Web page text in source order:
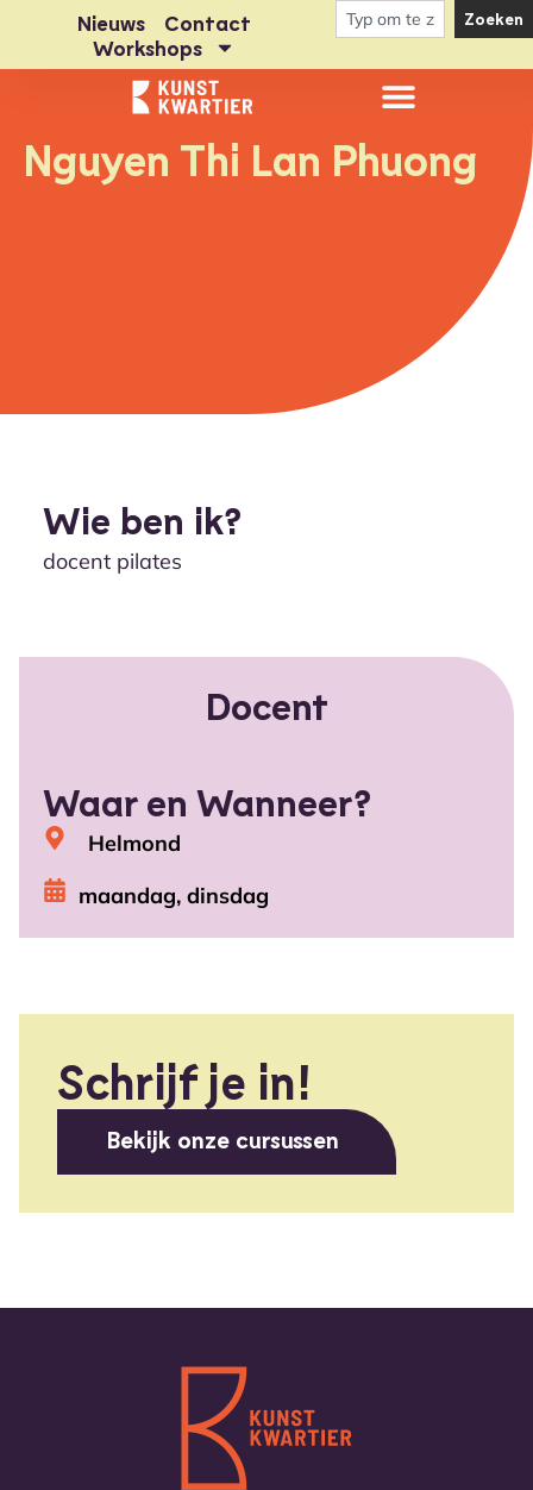
Nieuws
Contact
Workshops
Zoeken
Nguyen Thi Lan Phuong
Wie ben ik?
docent pilates
Docent
Waar en Wanneer?
Helmond
maandag, dinsdag
Schrijf je in!
Bekijk onze cursussen